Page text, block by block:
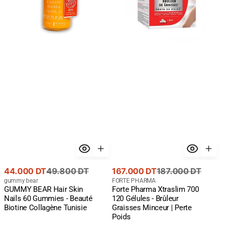
Prix
de
vente
44.000 DT
Prix
courant
49.800 DT
Fournisseur
:
gummy bear
GUMMY BEAR Hair Skin
Nails 60 Gummies - Beauté
Biotine Collagène Tunisie
Prix
de
vente
167.000 DT
Prix
courant
187.000 DT
Fournisseur
:
FORTE PHARMA
Forte Pharma Xtraslim 700
120 Gélules - Brûleur
Graisses Minceur | Perte
Poids